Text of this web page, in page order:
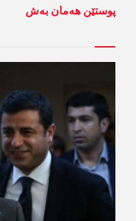
پوستێن ھەمان بەش